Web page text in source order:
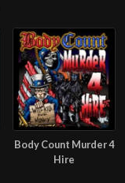
Body Count Murder 4
Hire